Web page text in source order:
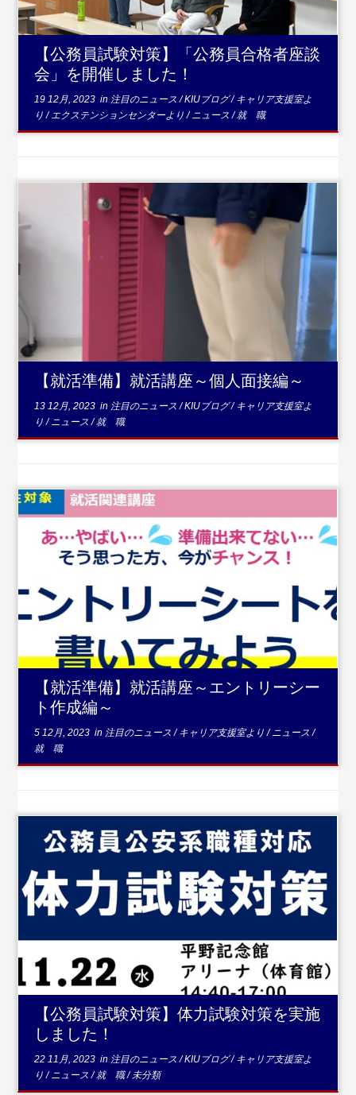
【公務員試験対策】「公務員合格者座談
会」を開催しました！
19 12月, 2023 in 注目のニュース/KIUブログ/キャリア支援室よ
り/エクステンションセンターより/ニュース/就 職
...続きを読む
【就活準備】就活講座～個人面接編～
13 12月, 2023 in 注目のニュース/KIUブログ/キャリア支援室よ
り/ニュース/就 職
続きを読む
【就活準備】就活講座～エントリーシー
ト作成編～
5 12月, 2023 in 注目のニュース/キャリア支援室より/ニュース/
就 職
...続きを読む
【公務員試験対策】体力試験対策を実施
しました！
22 11月, 2023 in 注目のニュース/KIUブログ/キャリア支援室よ
り/ニュース/就 職/未分類